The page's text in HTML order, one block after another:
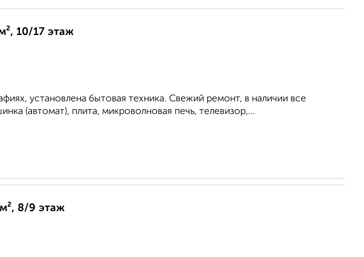
10/17 этаж
установлена бытовая техника. Свежий ремонт, в наличии все
(автомат), плита, микроволновая печь, телевизор,...
8/9 этаж